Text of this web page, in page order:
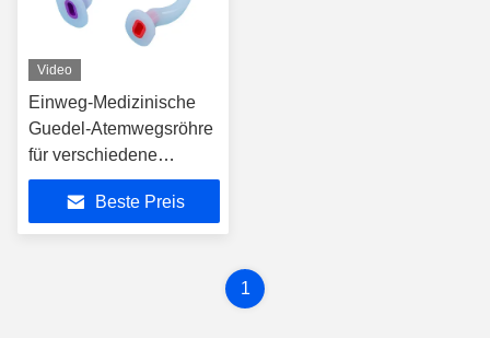
Video
Einweg-Medizinische
Guedel-Atemwegsröhre
für verschiedene
Größen Garantiezeit 3
Jahre
Beste Preis
1